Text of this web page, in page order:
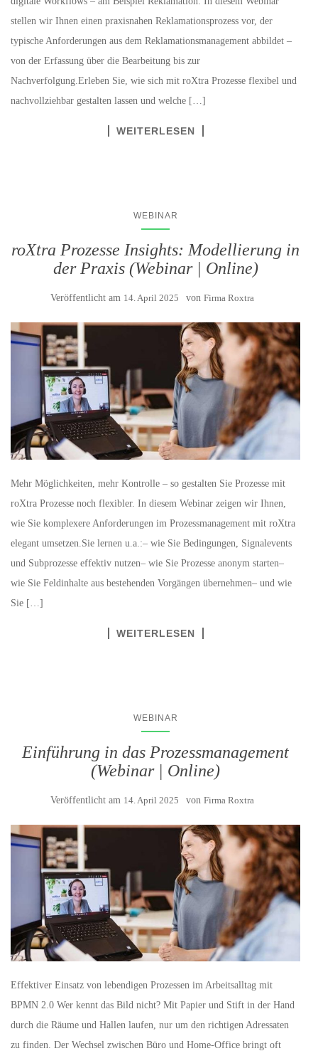
stellen wir Ihnen einen praxisnahen Reklamationsprozess vor, der
typische Anforderungen aus dem Reklamationsmanagement abbildet –
von der Erfassung über die Bearbeitung bis zur
Nachverfolgung.Erleben Sie, wie sich mit roXtra Prozesse flexibel und
nachvollziehbar gestalten lassen und welche […]
WEITERLESEN
WEBINAR
roXtra Prozesse Insights: Modellierung in
der Praxis (Webinar | Online)
Veröffentlicht am 14. April 2025 von Firma Roxtra
Mehr Möglichkeiten, mehr Kontrolle – so gestalten Sie Prozesse mit
roXtra Prozesse noch flexibler. In diesem Webinar zeigen wir Ihnen,
wie Sie komplexere Anforderungen im Prozessmanagement mit roXtra
elegant umsetzen.Sie lernen u.a.:– wie Sie Bedingungen, Signalevents
und Subprozesse effektiv nutzen– wie Sie Prozesse anonym starten–
wie Sie Feldinhalte aus bestehenden Vorgängen übernehmen– und wie
Sie […]
WEITERLESEN
WEBINAR
Einführung in das Prozessmanagement
(Webinar | Online)
Veröffentlicht am 14. April 2025 von Firma Roxtra
Effektiver Einsatz von lebendigen Prozessen im Arbeitsalltag mit
BPMN 2.0 Wer kennt das Bild nicht? Mit Papier und Stift in der Hand
durch die Räume und Hallen laufen, nur um den richtigen Adressaten
zu finden. Der Wechsel zwischen Büro und Home-Office bringt oft